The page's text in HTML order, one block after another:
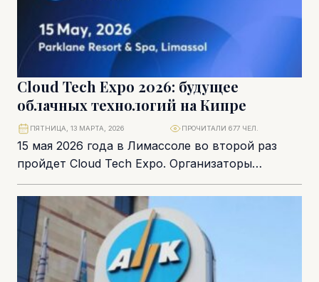
Cloud Tech Expo 2026: будущее
облачных технологий на Кипре
15 мая 2026 года в Лимассоле во второй раз
пройдет Cloud Tech Expo. Организаторы
существенно расширили формат мероприятия –
обновлены...
ПЯТНИЦА, 13 МАРТА, 2026 ПРОЧИТАЛИ 677 ЧЕЛ.